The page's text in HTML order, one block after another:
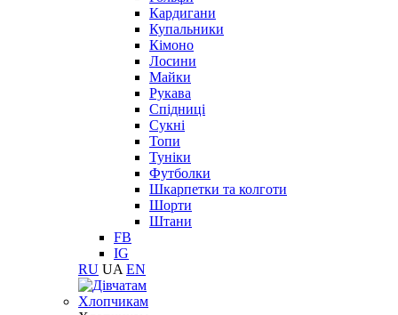
Кардигани
Купальники
Кімоно
Лосини
Майки
Рукава
Спідниці
Сукні
Топи
Туніки
Футболки
Шкарпетки та колготи
Шорти
Штани
FB
IG
RU UA EN
Хлопчикам